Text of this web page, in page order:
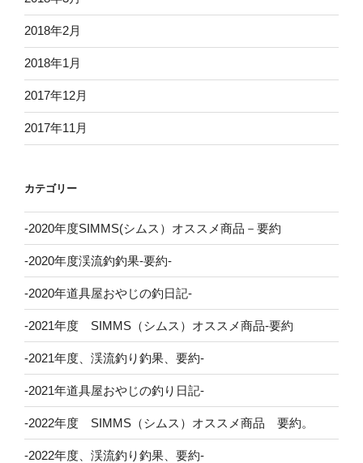
2018年2月
2018年1月
2017年12月
2017年11月
カテゴリー
-2020年度SIMMS(シムス）オススメ商品－要約
-2020年度渓流釣釣果-要約-
-2020年道具屋おやじの釣日記-
-2021年度 SIMMS（シムス）オススメ商品-要約
-2021年度、渓流釣り釣果、要約-
-2021年道具屋おやじの釣り日記-
-2022年度 SIMMS（シムス）オススメ商品 要約。
-2022年度、渓流釣り釣果、要約-